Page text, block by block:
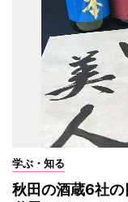
学ぶ・知る
秋田の酒蔵6社